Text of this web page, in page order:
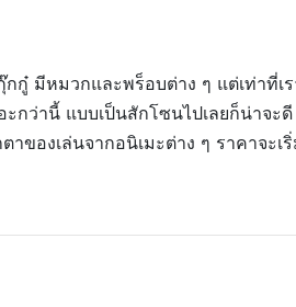
กู๋ มีหมวกและพร็อบต่าง ๆ แต่เท่าที่เ
ะกว่านี้ แบบเป็นสักโซนไปเลยก็น่าจะดี
ของเล่นจากอนิเมะต่าง ๆ ราคาจะเ